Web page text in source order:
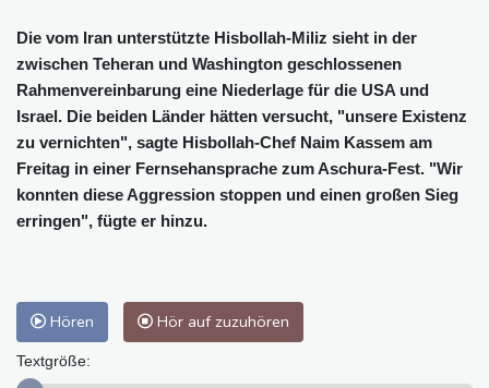
Die vom Iran unterstützte Hisbollah-Miliz sieht in der
zwischen Teheran und Washington geschlossenen
Rahmenvereinbarung eine Niederlage für die USA und
Israel. Die beiden Länder hätten versucht, "unsere Existenz
zu vernichten", sagte Hisbollah-Chef Naim Kassem am
Freitag in einer Fernsehansprache zum Aschura-Fest. "Wir
konnten diese Aggression stoppen und einen großen Sieg
erringen", fügte er hinzu.
Hören Hör auf zuzuhören
Textgröße: